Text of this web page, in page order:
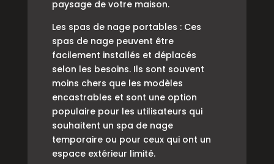
paysage de votre maison.
Les spas de nage portables : Ces
spas de nage peuvent être
facilement installés et déplacés
selon les besoins. Ils sont souvent
moins chers que les modèles
encastrables et sont une option
populaire pour les utilisateurs qui
souhaitent un spa de nage
temporaire ou pour ceux qui ont un
espace extérieur limité.